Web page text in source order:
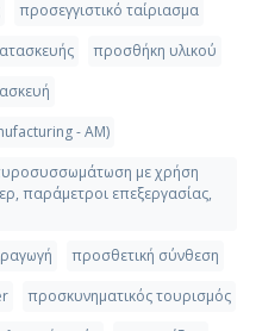
προσεγγιστικό ταίριασμα
προσθήκη υλικού
- AM)
με χρήση
παράμετροι επεξεργασίας,
προσθετική σύνθεση
προσκυνηματικός τουρισμός